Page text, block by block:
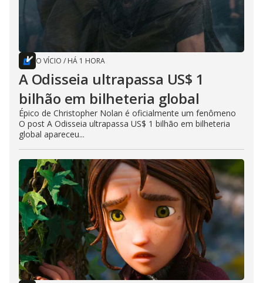
O VÍCIO / HÁ 1 HORA
A Odisseia ultrapassa US$ 1
bilhão em bilheteria global
Épico de Christopher Nolan é oficialmente um fenômeno
O post A Odisseia ultrapassa US$ 1 bilhão em bilheteria
global apareceu...